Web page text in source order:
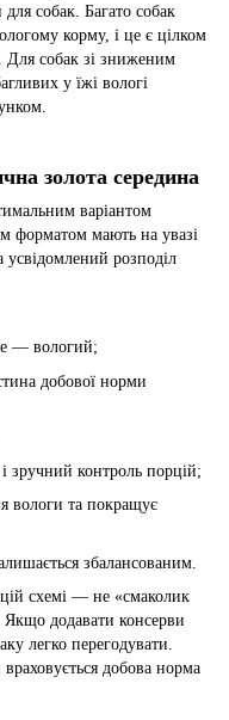
для собак. Багато собак
корму, і це є цілком
Для собак зі зниженим
у їжі вологі
золота середина
варіантом
форматом мають на увазі
усвідомлений розподіл
— вологий;
добової норми
і зручний контроль порцій;
вологи та покращує
збалансованим.
схемі — не «смаколик
Якщо додавати консерви
легко перегодувати.
добова норма